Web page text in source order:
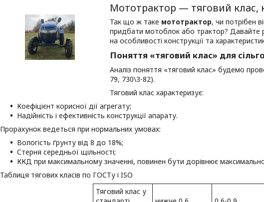
Мототрактор — тяговий клас,
Так що ж таке мототрактор, чи потрібен
придбати мотоблок або трактор? Давайте
на особливості конструкції та
Поняття «тяговий клас» для
Аналіз поняття «тяговий клас» будемо
79, 730\3-82).
Тяговий клас характеризує:
Коефіцієнт корисної дії агрегату;
Надійність і ефективність конструкції апарату.
Прорахунок ведеться при нормальних умовах:
Вологість ґрунту від 8 до 18%;
Стерня середньої щільності;
ККД при максимальному значенні, повинен бути дорівнює
Таблиця тягових класів по ГОСТу і ISO
Тяговий клас у